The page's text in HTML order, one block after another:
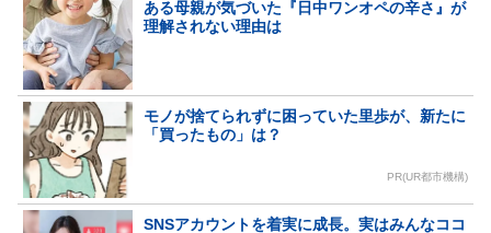
ある母親が気づいた『日中ワンオペの辛さ』が
理解されない理由は
モノが捨てられずに困っていた里歩が、新たに
「買ったもの」は？
PR(UR都市機構)
SNSアカウントを着実に成長。実はみんなココ